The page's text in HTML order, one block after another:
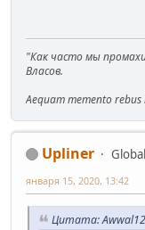
"Как часто мы
Власов.
Aequam memento
Upliner
января 15, 2020, 13:42
Цитата: